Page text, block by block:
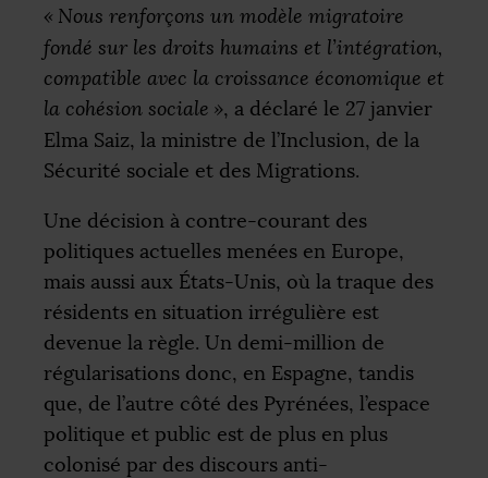
« Nous renforçons un modèle migratoire
fondé sur les droits humains et l’intégration,
compatible avec la croissance économique et
la cohésion sociale », a déclaré le 27 janvier
Elma Saiz, la ministre de l’Inclusion, de la
Sécurité sociale et des Migrations.
Une décision à contre-courant des
politiques actuelles menées en Europe,
mais aussi aux États-Unis, où la traque des
résidents en situation irrégulière est
devenue la règle. Un demi-million de
régularisations donc, en Espagne, tandis
que, de l’autre côté des Pyrénées, l’espace
politique et public est de plus en plus
colonisé par des discours anti-